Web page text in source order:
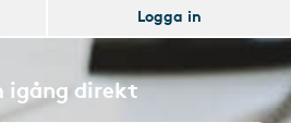
Logga in
igång direkt